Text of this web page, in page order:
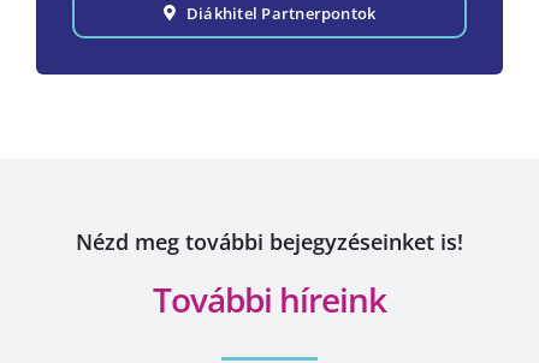
Diákhitel Partnerpontok
Nézd meg további bejegyzéseinket is!
További híreink